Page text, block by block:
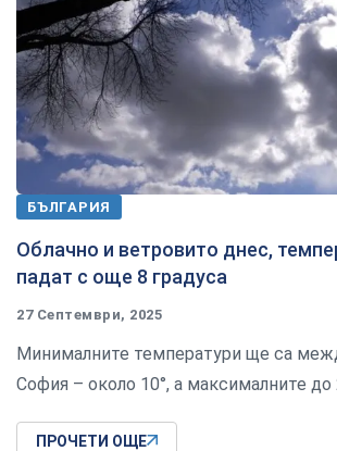
БЪЛГАРИЯ
Облачно и ветровито днес,
падат с още 8 градуса
27 Септември, 2025
Минималните температури ще са
София – около 10°, а максималните до
ПРОЧЕТИ ОЩЕ